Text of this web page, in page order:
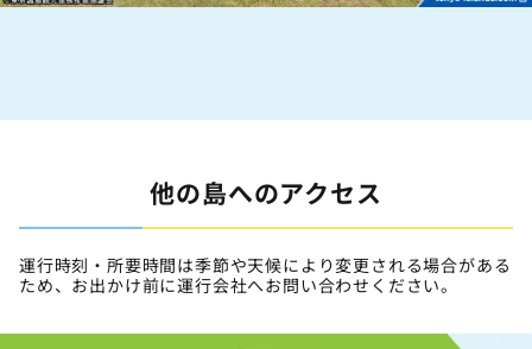
saunatruck-jokigen.com
StoS GARAGE
他の島へのアクセス
運行時刻・所要時間は季節や天候により変更される場合がある
ため、お出かけ前に運行会社へお問い合わせください。